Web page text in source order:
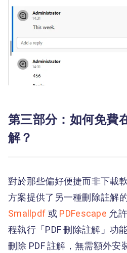
第三部分：如何免費
解？
對於那些偏好便捷而非下載
方案提供了另一種刪除註解
Smallpdf 或 PDFescape 允
程執行「PDF 刪除註解」功
刪除 PDF 註解，無需額外安